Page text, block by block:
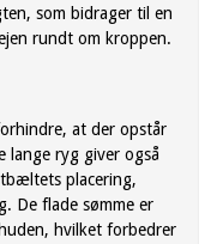
som bidrager til en
rundt om kroppen.
at der opstår
lange ryg giver også
placering,
De flade sømme er
hvilket forbedrer